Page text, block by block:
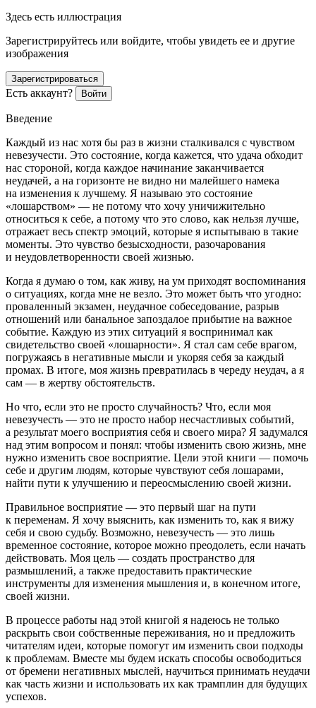
Здесь есть иллюстрация
Зарегистрируйтесь или войдите, чтобы увидеть ее и другие
изображения
Зарегистрироваться
Есть аккаунт? Войти
Введение
Каждый из нас хотя бы раз в жизни сталкивался с чувством
невезучести. Это состояние, когда кажется, что удача обходит
нас стороной, когда каждое начинание заканчивается
неудачей, а на горизонте не видно ни малейшего намека
на изменения к лучшему. Я называю это состояние
«лошарством» — не потому что хочу уничижительно
относиться к себе, а потому что это слово, как нельзя лучше,
отражает весь спектр эмоций, которые я испытываю в такие
моменты. Это чувство безысходности, разочарования
и неудовлетворенности своей жизнью.
Когда я думаю о том, как живу, на ум приходят воспоминания
о ситуациях, когда мне не везло. Это может быть что угодно:
проваленный экзамен, неудачное собеседование, разрыв
отношений или банальное запоздалое прибытие на важное
событие. Каждую из этих ситуаций я воспринимал как
свидетельство своей «лошарности». Я стал сам себе врагом,
погружаясь в негативные мысли и укоряя себя за каждый
промах. В итоге, моя жизнь превратилась в череду неудач, а я
сам — в жертву обстоятельств.
Но что, если это не просто случайность? Что, если моя
невезучесть — это не просто набор несчастливых событий,
а результат моего восприятия себя и своего мира? Я задумался
над этим вопросом и понял: чтобы изменить свою жизнь, мне
нужно изменить свое восприятие. Цели этой книги — помочь
себе и другим людям, которые чувствуют себя лошарами,
найти пути к улучшению и переосмыслению своей жизни.
Правильное восприятие — это первый шаг на пути
к переменам. Я хочу выяснить, как изменить то, как я вижу
себя и свою судьбу. Возможно, невезучесть — это лишь
временное состояние, которое можно преодолеть, если начать
действовать. Моя цель — создать пространство для
размышлений, а также предоставить практические
инструменты для изменения мышления и, в конечном итоге,
своей жизни.
В процессе работы над этой книгой я надеюсь не только
раскрыть свои собственные переживания, но и предложить
читателям идеи, которые помогут им изменить свои подходы
к проблемам. Вместе мы будем искать способы освободиться
от бремени негативных мыслей, научиться принимать неудачи
как часть жизни и использовать их как трамплин для будущих
успехов.